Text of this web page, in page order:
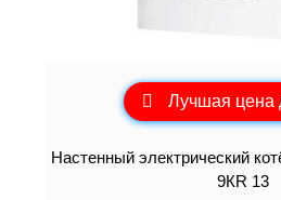
Лучшая цена
Настенный электрический
9КR 13